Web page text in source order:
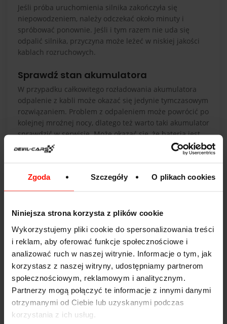
Zgoda Szczegóły O plikach cookies
Niniejsza strona korzysta z plików cookie
Wykorzystujemy pliki cookie do spersonalizowania treści
i reklam, aby oferować funkcje społecznościowe i
analizować ruch w naszej witrynie. Informacje o tym, jak
korzystasz z naszej witryny, udostępniamy partnerom
społecznościowym, reklamowym i analitycznym.
Partnerzy mogą połączyć te informacje z innymi danymi
otrzymanymi od Ciebie lub uzyskanymi podczas
korzystania z ich usług.
Jeśli próba uruchomienia silnika zakończyła się
niepowodzeniem, należy odczekać około minuty i
spróbować ponownie. Jeśli i tym razem nie uda się
odpalić silnika, przyczyna może leżeć w niskiej jakości
kablach rozruchowych.
Sprawdź stan akumulatora
W przypadku całkowitego rozładowania akumulatora
odpalenie z kabli może okazać się jedynie tymczasowym
rozwiązaniem. Problem z odpaleniem może powrócić po
kolejnej mroźnej nocy, dlatego też warto taki akumulator
sprawdzić w serwisie. Może okazać się, że bateria jest
na tyle zużyta, że wymaga już wymiany na nową.
1. Czy odpalanie samochodu na kable jest
bezpieczne dla elektroniki?
Tak, jeśli zachowasz prawidłową kolejność podłączania i
odłączania kabli rozruchowych oraz użyjesz przewodów
o odpowiednim przekroju. Unikaj iskrzenia i zetknięcia
klem – to najczęstsza przyczyna uszkodzeń modułów.
2. Jak długo ładować akumulator po odpaleniu z
kabli?
Po uruchomieniu jedź minimum20–30 minut, najlepiej
dłużej poza miastem. Krótkie odcinki nie doładują